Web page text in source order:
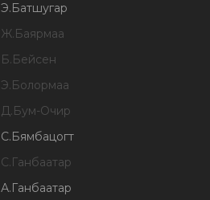
Э.Батшугар
Ж.Баярмаа
Б.Бейсен
Э.Болормаа
Д.Бум-Очир
С.Бямбацогт
С.Ганбаатар
А.Ганбаатар